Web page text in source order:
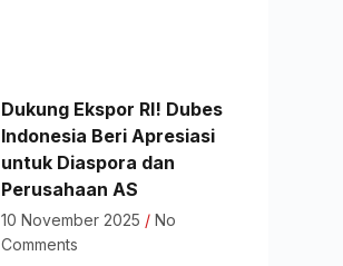
Dukung Ekspor RI! Dubes
Indonesia Beri Apresiasi
untuk Diaspora dan
Perusahaan AS
10 November 2025
No
Comments